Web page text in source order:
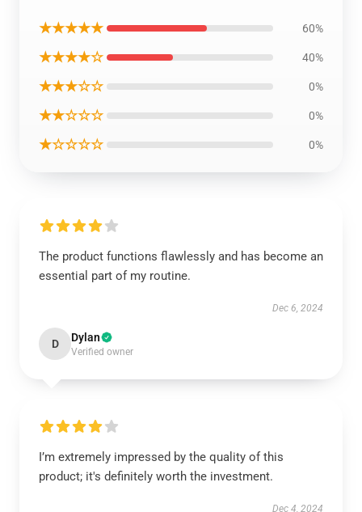
★★★★★ 60%
★★★★☆ 40%
★★★☆☆ 0%
★★☆☆☆ 0%
★☆☆☆☆ 0%
The product functions flawlessly and has become an
essential part of my routine.
Dec 6, 2024
D Dylan
Verified owner
I’m extremely impressed by the quality of this
product; it's definitely worth the investment.
Dec 4, 2024